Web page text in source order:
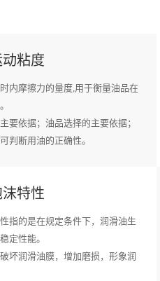
动粘度
内摩擦力的量度,用于衡量油品在
要依据；油品选择的主要依据；
判断用油的正确性。
沫特性
指的是在规定条件下，润滑油生
定性能。
坏润滑油膜，增加磨损，形象润